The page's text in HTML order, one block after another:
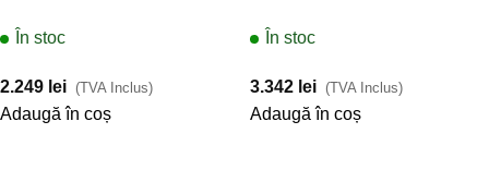
În stoc
2.249 lei (TVA Inclus)
Adaugă în coș
În stoc
3.342 lei (TVA Inclus)
Adaugă în coș